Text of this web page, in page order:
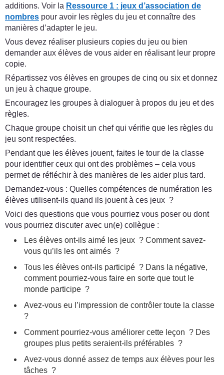
additions. Voir la Ressource 1 : jeux d’association de
nombres pour avoir les règles du jeu et connaître des
manières d’adapter le jeu.
Vous devez réaliser plusieurs copies du jeu ou bien
demander aux élèves de vous aider en réalisant leur propre
copie.
Répartissez vos élèves en groupes de cinq ou six et donnez
un jeu à chaque groupe.
Encouragez les groupes à dialoguer à propos du jeu et des
règles.
Chaque groupe choisit un chef qui vérifie que les règles du
jeu sont respectées.
Pendant que les élèves jouent, faites le tour de la classe
pour identifier ceux qui ont des problèmes – cela vous
permet de réfléchir à des manières de les aider plus tard.
Demandez-vous : Quelles compétences de numération les
élèves utilisent-ils quand ils jouent à ces jeux ?
Voici des questions que vous pourriez vous poser ou dont
vous pourriez discuter avec un(e) collègue :
Les élèves ont-ils aimé les jeux ? Comment savez-
vous qu’ils les ont aimés ?
Tous les élèves ont-ils participé ? Dans la négative,
comment pourriez-vous faire en sorte que tout le
monde participe ?
Avez-vous eu l’impression de contrôler toute la classe
?
Comment pourriez-vous améliorer cette leçon ? Des
groupes plus petits seraient-ils préférables ?
Avez-vous donné assez de temps aux élèves pour les
tâches ?